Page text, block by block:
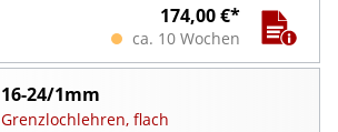
174,00 €*
ca. 10 Wochen
16-24/1mm
Grenzlochlehren, flach